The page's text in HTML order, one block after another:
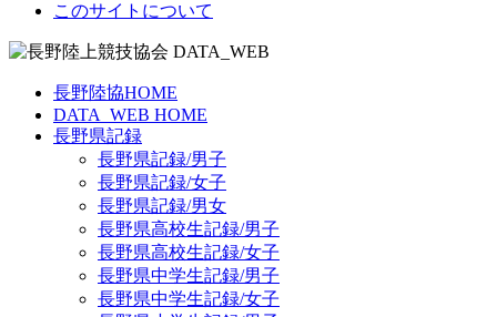
このサイトについて
長野陸協HOME
DATA_WEB HOME
長野県記録
長野県記録/男子
長野県記録/女子
長野県記録/男女
長野県高校生記録/男子
長野県高校生記録/女子
長野県中学生記録/男子
長野県中学生記録/女子